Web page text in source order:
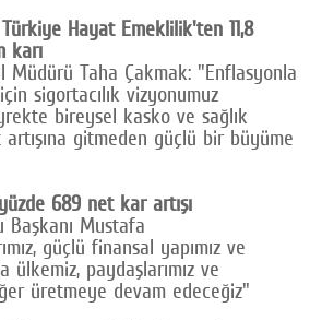
Hayat Emeklilik'ten 11,8
karı
Müdürü Taha Çakmak: "Enflasyonla
sigortacılık vizyonumuz
bireysel kasko ve sağlık
gitmeden güçlü bir büyüme
689 net kar artışı
Başkanı Mustafa
güçlü finansal yapımız ve
ülkemiz, paydaşlarımız ve
üretmeye devam edeceğiz"